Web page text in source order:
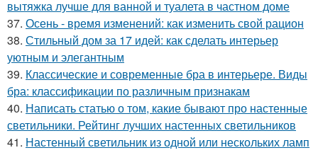
вытяжка лучше для ванной и туалета в частном доме
37. Осень - время изменений: как изменить свой рацион
38. Стильный дом за 17 идей: как сделать интерьер
уютным и элегантным
39. Классические и современные бра в интерьере. Виды
бра: классификации по различным признакам
40. Написать статью о том, какие бывают про настенные
светильники. Рейтинг лучших настенных светильников
41. Настенный светильник из одной или нескольких ламп